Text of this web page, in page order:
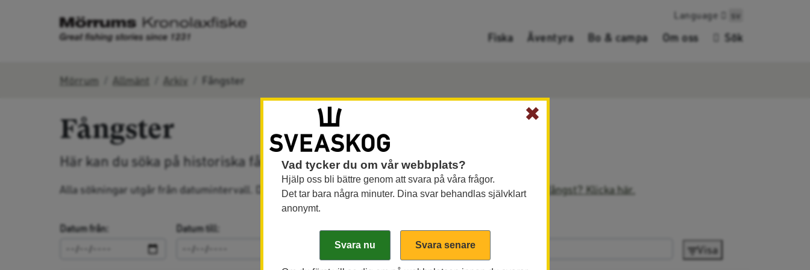
Language sv
Fiska Äventyra Bo & campa Om oss Sök
Mörrum Allmänt Arkiv Fångster
Fångster
Här kan du söka på historiska fångster i vårt register.
Alla sökningar utgår från datumintervall. De senaste 20 fångsterna visas nedan.Vill du rapportera din fångst? Klicka här.
Datum från: Datum till: Fångstplats: Fiskart:
Välj
Fritext:
Visa
✖
Vad tycker du om vår webbplats?
Hjälp oss bli bättre genom att svara på våra frågor.
Det tar bara några minuter. Dina svar behandlas självklart
anonymt.